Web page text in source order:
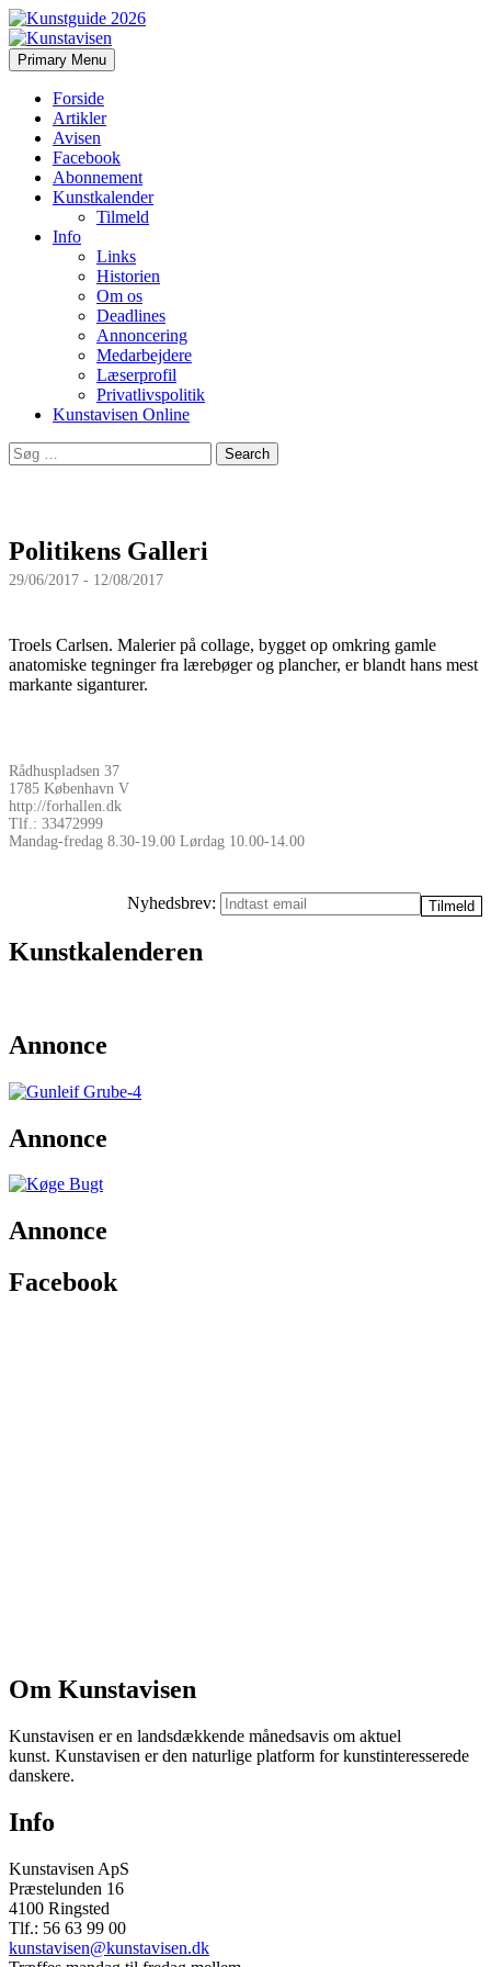
Kunstavisen
Search
Primary Menu Skip
to
Forside
Artikler
Avisen
Facebook
Abonnement
Kunstkalender
Tilmeld
Info
Links
Historien
Om os
Deadlines
Annoncering
Medarbejdere
Læserprofil
Privatlivspolitik
Kunstavisen Online
Search
for:
Politikens Galleri
29/06/2017 - 12/08/2017
Troels Carlsen. Malerier på collage, bygget op omkring gamle
anatomiske tegninger fra lærebøger og plancher, er blandt hans mest
markante siganturer.
Rådhuspladsen 37
1785 København V
http://forhallen.dk
Tlf.: 33472999
Mandag-fredag 8.30-19.00 Lørdag 10.00-14.00
Nyhedsbrev:
Kunstkalenderen
Annonce
Annonce
Annonce
Facebook
Om Kunstavisen
Kunstavisen er en landsdækkende månedsavis om aktuel
kunst. Kunstavisen er den naturlige platform for kunstinteresserede
danskere.
Info
Kunstavisen ApS
Præstelunden 16
4100 Ringsted
Tlf.: 56 63 99 00
kunstavisen@kunstavisen.dk